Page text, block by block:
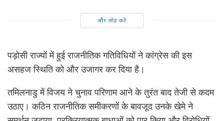
और लोड करें
पड़ोसी राज्यों में हुई राजनीतिक गतिविधियों ने कांग्रेस की इस
असहज स्थिति को और उजागर कर दिया है।
तमिलनाडु में विजय ने चुनाव परिणाम आने के तुरंत बाद तेजी से कदम
उठाए। कठिन राजनीतिक समीकरणों के बावजूद उनके खेमे ने